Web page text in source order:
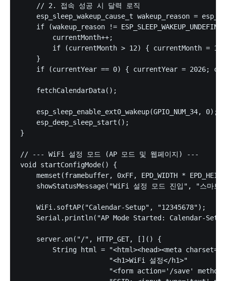
    // 2. 접속 성공 시 달력 로직
esp_sleep_wakeup_cause_t wakeup_reason =
if (wakeup_reason !=
        currentMonth++;
if (currentMonth > 12) { currentMonth = 1;
    }
if (currentYear == 0) { currentYear = 2026;
    fetchCalendarData();
    esp_sleep_enable_ext0_wakeup(GPIO_NUM_34, 0);
    esp_deep_sleep_start();
}
// --- WiFi 설정 모드 (AP 모드 및 웹페이지) ---
void startConfigMode() {
memset(framebuffer, 0xFF, EPD_WIDTH *
showStatusMessage("WiFi 설정 모드 진입", "스마트
    WiFi.softAP("Calendar-Setup", "12345678");
Serial.println("AP Mode Started: Calendar-
    server.on("/", HTTP_GET, []() {
String html = "<html><head><meta
                      "<h1>WiFi 설정</h1>"
"<form action='/save'